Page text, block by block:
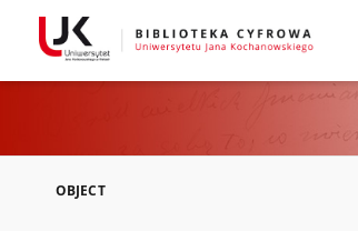
OBJECT